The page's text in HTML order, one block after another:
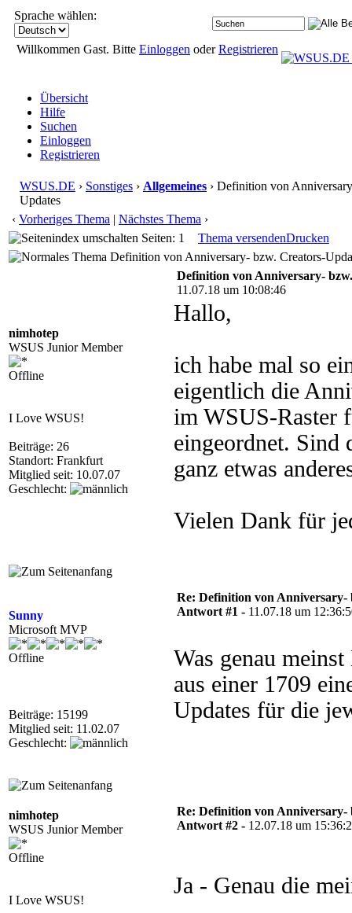
Sprache wählen:
Willkommen Gast. Bitte Einloggen oderRegistrieren
Übersicht
Hilfe
Suchen
Einloggen
Registrieren
WSUS.DE › Sonstiges › Allgemeines › Definition von
Updates
‹ Vorheriges Thema | Nächstes Thema ›
Seiten: 1
Thema versendenDrucken
Definition von Anniversary- bzw. Creators-
nimhotep
WSUS Junior Member
Offline
I Love WSUS!
Beiträge: 26
Standort: Frankfurt
Mitglied seit: 10.07.07
Geschlecht:
Definition von Anniversary-
11.07.18 um 10:08:46
Hallo,
ich habe mal so
eigentlich die
im WSUS-Raster
eingeordnet. Sind
ganz etwas
Vielen Dank für
Sunny
Microsoft MVP
Offline
Beiträge: 15199
Mitglied seit: 11.02.07
Geschlecht:
Re: Definition von Anniversary-
Antwort #1 - 11.07.18 um
Was genau
aus einer 1709
Updates für die
nimhotep
WSUS Junior Member
Offline
I Love WSUS!
Re: Definition von Anniversary-
Antwort #2 - 12.07.18 um
Ja - Genau die